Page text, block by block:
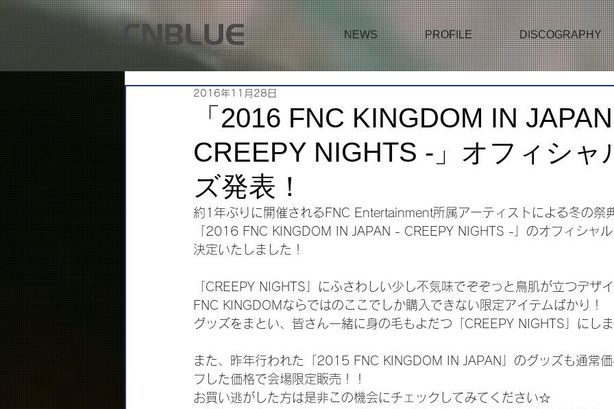
NEWS PROFILE DISCOGRAPHY
「2016 FNC KINGDOM IN
CREEPY NIGHTS -」オフィシャ
ズ発表！
2016年11月28日
約1年ぶりに開催されるFNC Entertainment所属アーティストによる冬の祭
「2016 FNC KINGDOM IN JAPAN - CREEPY NIGHTS -」のオフィシャ
決定いたしました！
「CREEPY NIGHTS」にふさわしい少し不気味でぞぞっと鳥肌が立つデザ
FNC KINGDOMならではのここでしか購入できない限定アイテムばかり！
グッズをまとい、皆さん一緒に身の毛もよだつ「CREEPY NIGHTS」にし
また、昨年行われた「2015 FNC KINGDOM IN JAPAN」のグッズも通常
フした価格で会場限定販売！！
お買い逃がした方は是非この機会にチェックしてみてください☆